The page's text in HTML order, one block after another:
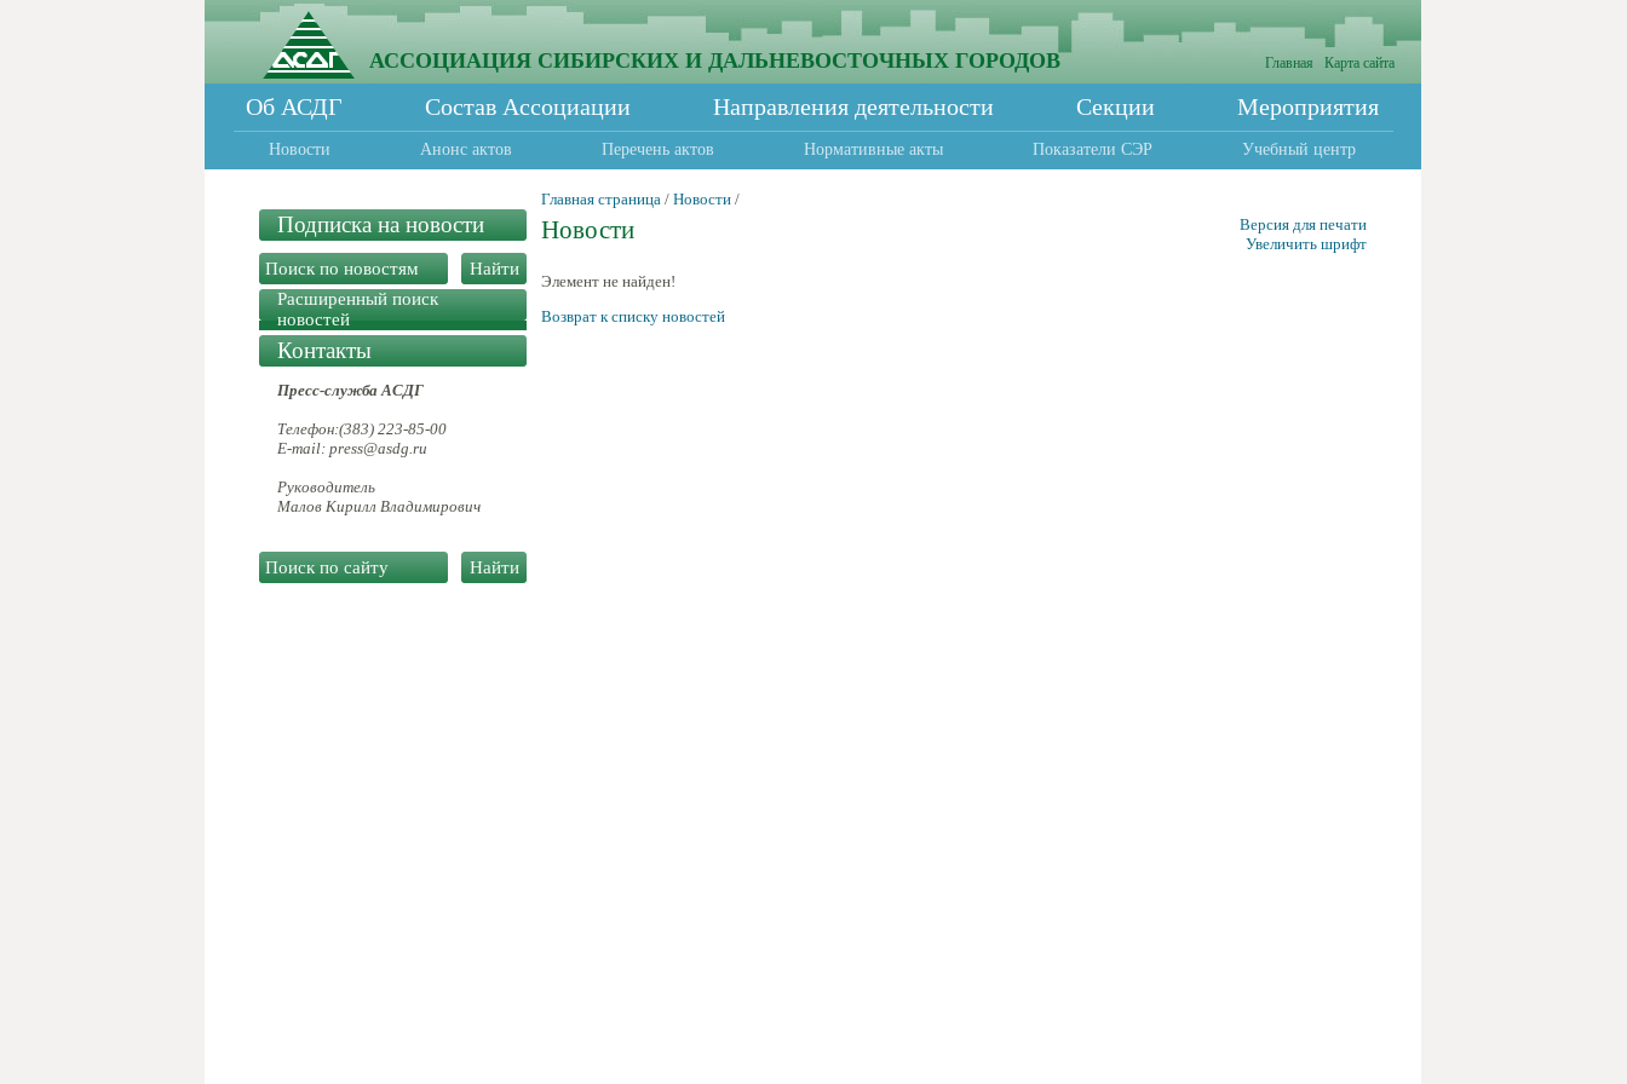
АССОЦИАЦИЯ СИБИРСКИХ И ДАЛЬНЕВОСТОЧНЫХ ГОРОДОВ Главная Карта сайта
Об АСДГ Состав Ассоциации Направления деятельности Секции Мероприятия
Новости Анонс актов Перечень актов Нормативные акты Показатели СЭР Учебный центр
Подписка на новости
Расширенный поиск
новостей
Контакты
Пресс-служба АСДГ
Телефон:(383) 223-85-00
E-mail: press@asdg.ru
Руководитель
Малов Кирилл Владимирович
Главная страница / Новости /
Новости
Версия для печати
Увеличить шрифт
Элемент не найден!
Возврат к списку новостей